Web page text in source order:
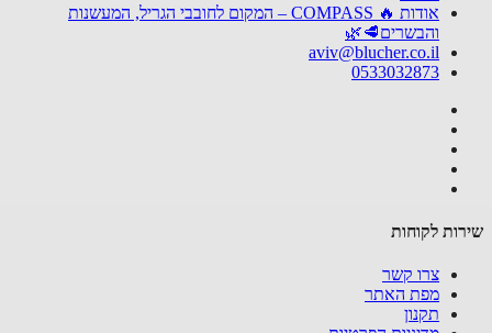
אודות 🔥 COMPASS – המקום לחובבי הגריל, המעשנות
והבשרים🥩🌿
aviv@blucher.co.il
0533032873
לקוחות
צרו קשר
מפת האתר
תקנון